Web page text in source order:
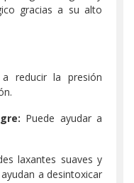
gracias a su alto
a reducir la presión
Puede ayudar a
laxantes suaves y
a desintoxicar